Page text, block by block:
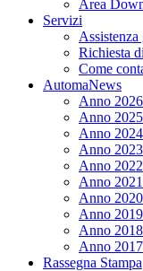
Area
Servizi
Assistenza
Richiesta
Come
AutomaNews
Anno 2026
Anno 2025
Anno 2024
Anno 2023
Anno 2022
Anno 2021
Anno 2020
Anno 2019
Anno 2018
Anno 2017
Rassegna Stampa